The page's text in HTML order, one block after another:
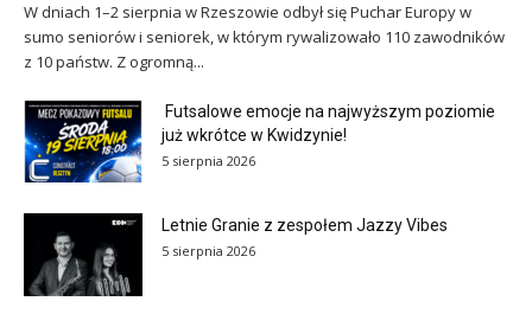
W dniach 1–2 sierpnia w Rzeszowie odbył się Puchar Europy w
sumo seniorów i seniorek, w którym rywalizowało 110 zawodników
z 10 państw. Z ogromną...
Futsalowe emocje na najwyższym poziomie
już wkrótce w Kwidzynie!
5 sierpnia 2026
Letnie Granie z zespołem Jazzy Vibes
5 sierpnia 2026